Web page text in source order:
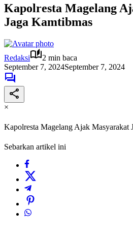
Kapolresta Magelang
Jaga Kamtibmas
Redaksi
2 min baca
September 7, 2024September 7, 2024
×
Kapolresta Magelang Ajak Masyarakat
Sebarkan artikel ini